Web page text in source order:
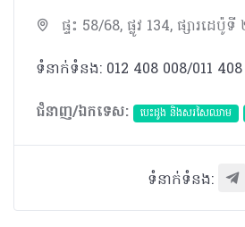
ផ្ទះ 58/68, ផ្លូវ 134, ផ្សារដេ
ទំនាក់ទំនង: 012 408 008/011
ជំនាញ/ឯកទេស:
បេះដូង​ និងសរសៃឈាម
ទំនាក់ទំនង: